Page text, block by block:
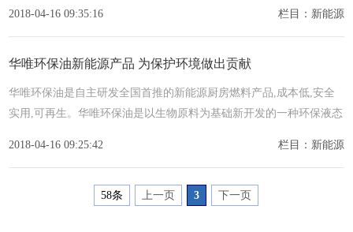
2018-04-16 09:35:16
栏目：新能源
华唯环保油新能源产品 为保护环境做出贡献
华唯环保油是自主研发全国首推的新能源厨房燃料产品,成本低,安全
实用,可再生。华唯环保油是以生物原料为基础新开发的一种环保液态
2018-04-16 09:25:42
栏目：新能源
58条 上一页 3 下一页